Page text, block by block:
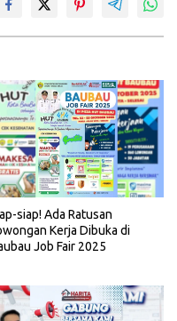
siap! Ada Ratusan
Kerja Dibuka di
Job Fair 2025